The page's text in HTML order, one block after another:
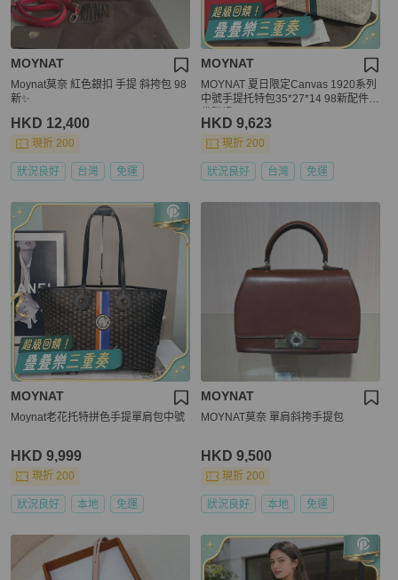
MOYNAT
Moynat莫奈 紅色銀扣 手提 斜挎包 98
新✨️
HKD 12,400
現折 200
狀況良好 台灣 免運
MOYNAT
MOYNAT 夏日限定Canvas 1920系列
中號手提托特包35*27*14 98新配件塵
HKD 9,623
現折 200
狀況良好 台灣 免運
MOYNAT
Moynat老花托特拼色手提單肩包中號
HKD 9,999
現折 200
狀況良好 本地 免運
MOYNAT
MOYNAT莫奈 單肩斜挎手提包
HKD 9,500
現折 200
狀況良好 本地 免運